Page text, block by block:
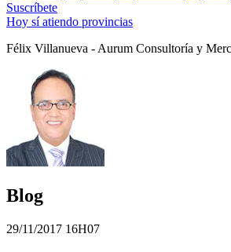
Suscríbete
Hoy sí atiendo provincias
Félix Villanueva - Aurum Consultoría y
Blog
29/11/2017 16H07